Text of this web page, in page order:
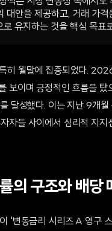
대안을 제공하고, 거래 가격
유지하는 것을 핵심 목표
히 월말에 집중되었다.
보이며 긍정적인 흐름을 탔
달성했다. 이는 지난 9개월
자들 사이에서 심리적 지지
의 구조와 배당
'변동금리 시리즈 A 영구